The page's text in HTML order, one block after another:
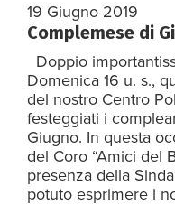
19 Giugno 2019
Complemese di
Doppio
Domenica 16 u. s.,
del nostro Centro
festeggiati i
Giugno. In questa
del Coro “Amici del
presenza della
potuto esprimere i